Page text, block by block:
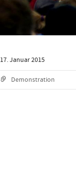
17. Januar 2015
Demonstration